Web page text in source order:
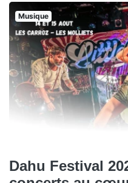
Musique
Dahu Festival